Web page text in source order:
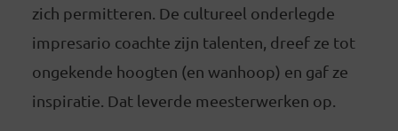
zich permitteren. De cultureel onderlegde
impresario coachte zijn talenten, dreef ze tot
ongekende hoogten (en wanhoop) en gaf ze
inspiratie. Dat leverde meesterwerken op.